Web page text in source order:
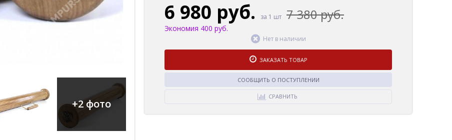
+2 фото
6 980 руб. за 1 шт 7 380 руб.
Экономия 400 руб.
Нет в наличии
ЗАКАЗАТЬ ТОВАР
СООБЩИТЬ О ПОСТУПЛЕНИИ
СРАВНИТЬ